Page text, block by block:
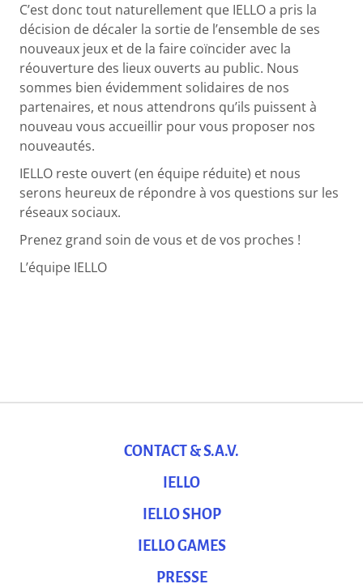
C’est donc tout naturellement que IELLO a pris la
décision de décaler la sortie de l’ensemble de ses
nouveaux jeux et de la faire coïncider avec la
réouverture des lieux ouverts au public. Nous
sommes bien évidemment solidaires de nos
partenaires, et nous attendrons qu’ils puissent à
nouveau vous accueillir pour vous proposer nos
nouveautés.
IELLO reste ouvert (en équipe réduite) et nous
serons heureux de répondre à vos questions sur les
réseaux sociaux.
Prenez grand soin de vous et de vos proches !
L’équipe IELLO
CONTACT & S.A.V.
IELLO
IELLO SHOP
IELLO GAMES
PRESSE